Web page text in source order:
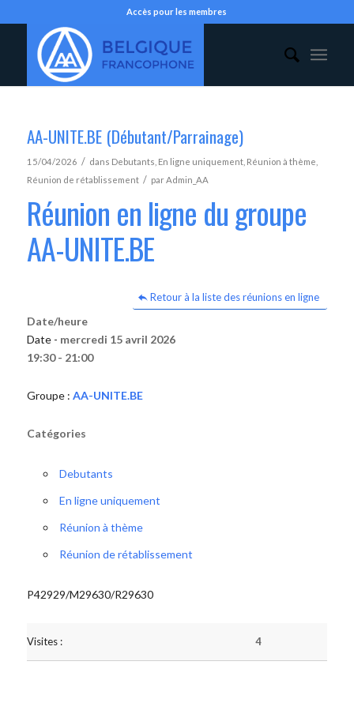
Accès pour les membres
AA-UNITE.BE (Débutant/Parrainage)
15/04/2026 / dans Debutants En ligne uniquement, Réunion à thème
Réunion de rétablissement / parAdmin_AA
Réunion en ligne du groupe
AA-UNITE.BE
Retour à la liste des réunions en ligne
Date/heure
Date - mercredi 15 avril 2026
19:30 - 21:00
Groupe : AA-UNITE.BE
Catégories
Debutants
En ligne uniquement
Réunion à thème
Réunion de rétablissement
P42929/M29630/R29630
Visites : 4